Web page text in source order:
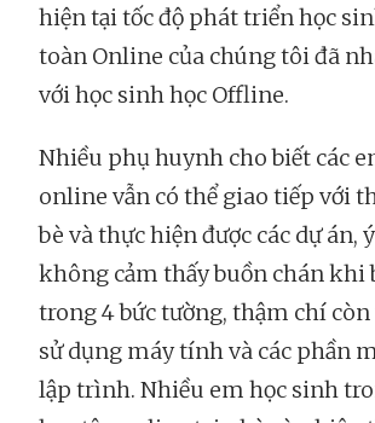
hiện tại tốc độ phát triển học
toàn Online của chúng tôi đã
với học sinh học Offline.
Nhiều phụ huynh cho biết các
online vẫn có thể giao tiếp với
bè và thực hiện được các dự án,
không cảm thấy buồn chán khi
trong 4 bức tường, thậm chí
sử dụng máy tính và các phần
lập trình. Nhiều em học sinh